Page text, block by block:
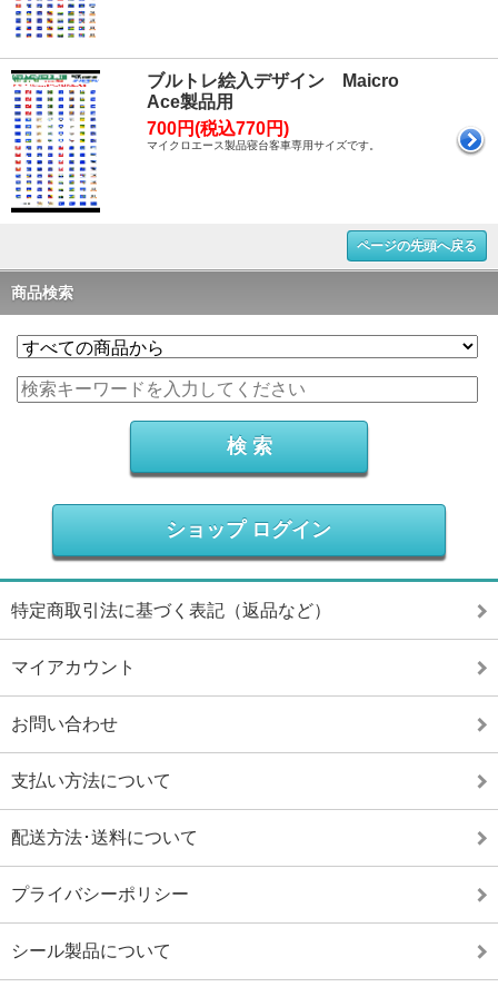
ブルトレ絵入デザイン Maicro
Ace製品用
700円(税込770円)
マイクロエース製品寝台客車専用サイズです。
ページの先頭へ戻る
商品検索
ショップ ログイン
特定商取引法に基づく表記（返品など）
マイアカウント
お問い合わせ
支払い方法について
配送方法･送料について
プライバシーポリシー
シール製品について